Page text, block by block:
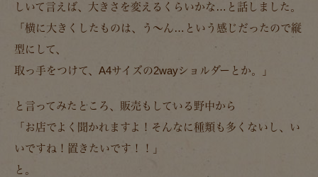
しいて言えば、大きさを変えるくらいかな…と話しました。
「横に大きくしたものは、う～ん…という感じだったので縦
型にして、
取っ手をつけて、A4サイズの2wayショルダーとか。」
と言ってみたところ、販売もしている野中から
「お店でよく聞かれますよ！そんなに種類も多くないし、い
いですね！置きたいです！！」
と。